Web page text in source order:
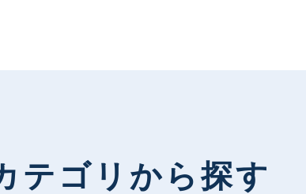
テゴリから探す